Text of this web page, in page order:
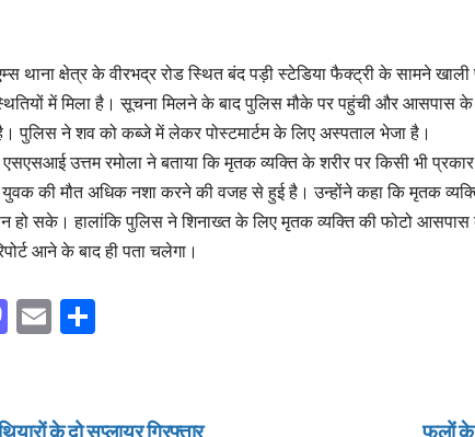
थाना क्षेत्र के वीरभद्र रोड स्थित बंद पड़ी स्टेडिया फैक्ट्री के सामने
में मिला है। सूचना मिलने के बाद पुलिस मौके पर पहुंची और आसपास
है। पुलिस ने शव को कब्जे में लेकर पोस्टमार्टम के लिए अस्पताल भेजा है।
उत्तम रमोला ने बताया कि मृतक व्यक्ति के शरीर पर किसी भी
युवक की मौत अधिक नशा करने की वजह से हुई है। उन्होंने कहा कि मृतक
हो सके। हालांकि पुलिस ने शिनाख्त के लिए मृतक व्यक्ति की फोटो आसपास
आने के बाद ही पता चलेगा।
M
o
E
e
फलों के
के दो सप्लायर गिरफ्तार